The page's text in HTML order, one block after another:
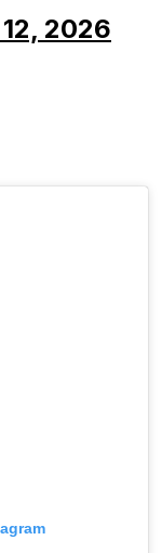
2026